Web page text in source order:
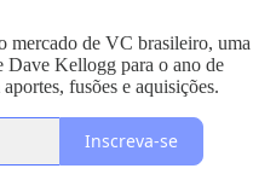
mercado de VC brasileiro, uma
Dave Kellogg para o ano de
fusões e aquisições.
Inscreva-se